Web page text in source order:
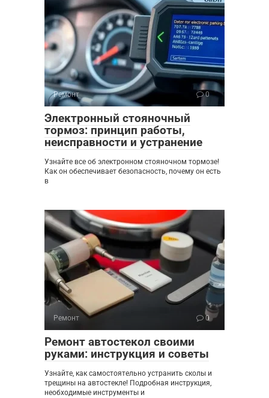
Ремонт 0
Электронный стояночный
тормоз: принцип работы,
неисправности и устранение
Узнайте все об электронном стояночном тормозе!
Как он обеспечивает безопасность, почему он есть
в
Ремонт 0
Ремонт автостекол своими
руками: инструкция и советы
Узнайте, как самостоятельно устранить сколы и
трещины на автостекле! Подробная инструкция,
необходимые инструменты и